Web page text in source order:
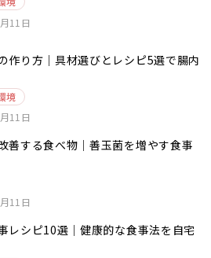
11日
作り方｜具材選びとレシピ5選で腸内
境
11日
善する食べ物｜善玉菌を増やす食事
11日
レシピ10選｜健康的な食事法を自宅